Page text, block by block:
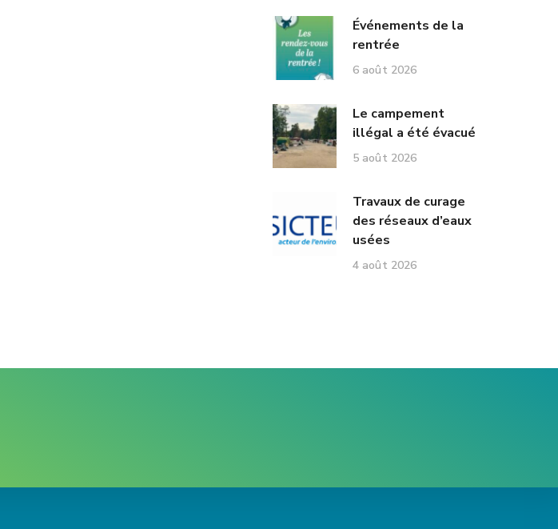
Événements de la
rentrée
6 août 2026
Le campement
illégal a été évacué
5 août 2026
Travaux de curage
des réseaux d’eaux
usées
4 août 2026